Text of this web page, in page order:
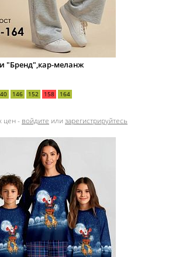
"Бренд",кар-меланж
146 152 158 164
цен - войдите или зарегистрируйтесь